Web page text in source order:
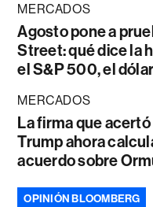
MERCADOS
Agosto pone a
Street: qué dice la
el S&P 500, el
MERCADOS
La firma que acertó
Trump ahora
acuerdo sobre
OPINIÓN BLOOMBERG